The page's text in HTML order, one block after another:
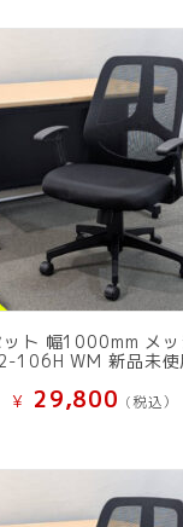
ト 幅1000mm メ
106H WM 新品未使
¥ 29,800 (税込）